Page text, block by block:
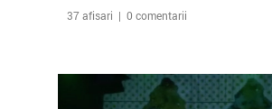
37 afisari | 0 comentarii